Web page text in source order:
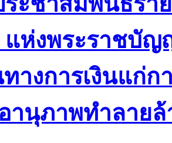
แห่งพระราชบั
างการเงินแก่ก
านุภาพทำลายล้